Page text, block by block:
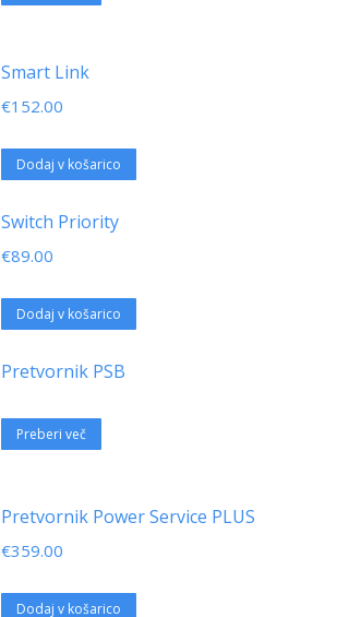
Smart Link
€152.00
Dodaj v košarico
Switch Priority
€89.00
Dodaj v košarico
Pretvornik PSB
Preberi več
Pretvornik Power Service PLUS
€359.00
Dodaj v košarico